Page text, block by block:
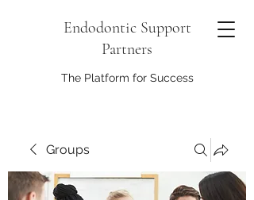
Endodontic Support
Partners
The Platform for Success
Groups